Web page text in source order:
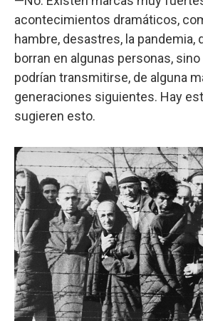
acontecimientos dramáticos,
hambre, desastres, la pandemia,
borran en algunas personas,
podrían transmitirse, de alguna
generaciones siguientes. Hay
sugieren esto.